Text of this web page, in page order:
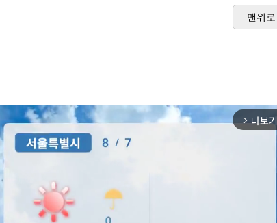
맨위로
arrow_forward_ios 더보기